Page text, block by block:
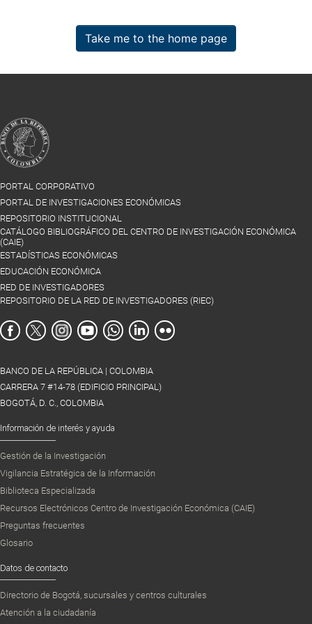
Take me to the home page
PORTAL CORPORATIVO
PORTAL DE INVESTIGACIONES ECONÓMICAS
REPOSITORIO INSTITUCIONAL
CATÁLOGO BIBLIOGRÁFICO DEL CENTRO DE INVESTIGACIÓN ECONÓMICA
(CAIE)
ESTADÍSTICAS ECONÓMICAS
EDUCACIÓN ECONÓMICA
RED DE INVESTIGADORES
REPOSITORIO DE LA RED DE INVESTIGADORES (RIEC)
BANCO DE LA REPÚBLICA | COLOMBIA
CARRERA 7 #14-78 (EDIFICIO PRINCIPAL)
BOGOTÁ, D. C., COLOMBIA
Información de interés y ayuda
Gestión de la Investigación
Vigilancia Estratégica de la Información
Biblioteca Especializada
Recursos Electrónicos Centro de Investigación Económica (CAIE)
Preguntas frecuentes
Glosario
Datos de contacto
Directorio de Bogotá, sucursales y centros culturales
Atención a la ciudadanía